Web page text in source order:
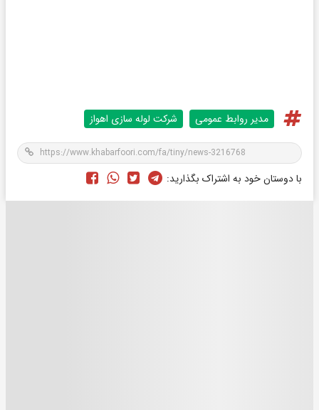
مدیر روابط عمومی شرکت لوله سازی اهواز
با دوستان خود به اشتراک بگذارید: